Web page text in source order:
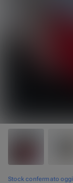
Stock confermato oggi